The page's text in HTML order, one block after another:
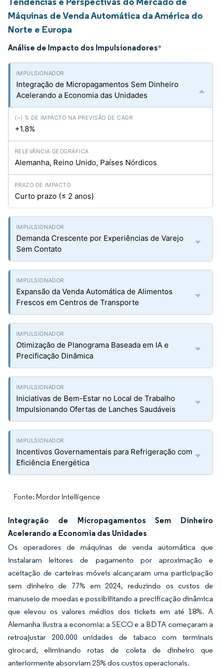
Máquinas de Venda Automática da América do
Norte e Europa
Análise de Impacto dos Impulsionadores*
Integração de Micropagamentos Sem Dinheiro
Acelerando a Economia das Unidades
+1.8%
Alemanha, Reino Unido, Países Nórdicos
Curto prazo (≤ 2 anos)
Demanda Crescente por Experiências de Varejo
Sem Contato
Expansão da Venda Automática de Alimentos
Frescos em Centros de Transporte
Otimização de Planograma Baseada em IA e
Precificação Dinâmica
Iniciativas de Bem-Estar no Local de Trabalho
Impulsionando Ofertas de Lanches Saudáveis
Incentivos Governamentais para Refrigeração com
Eficiência Energética
Fonte: Mordor Intelligence
Integração de Micropagamentos Sem Dinheiro
Acelerando a Economia das Unidades
Os operadores de máquinas de venda automática que
instalaram leitores de pagamento por aproximação e
aceitação de carteiras móveis alcançaram uma participação
sem dinheiro de 77% em 2024, reduzindo os custos de
manuseio de moedas e possibilitando a precificação dinâmica
que elevou os valores médios dos tickets em até 18%. A
Alemanha ilustra a economia: a SECO e a BDTA começaram a
retroajustar 200.000 unidades de tabaco com terminais
girocard, eliminando rotas de coleta de dinheiro que
anteriormente absorviam 25% dos custos operacionais.